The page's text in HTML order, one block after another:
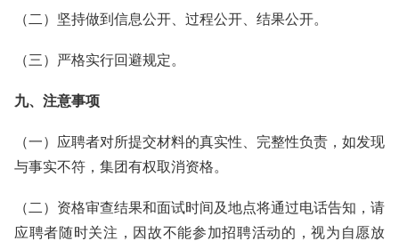
（二）坚持做到信息公开、过程公开、结果公开。
（三）严格实行回避规定。
九、注意事项
（一）应聘者对所提交材料的真实性、完整性负责，如发现
与事实不符，集团有权取消资格。
（二）资格审查结果和面试时间及地点将通过电话告知，请
应聘者随时关注，因故不能参加招聘活动的，视为自愿放